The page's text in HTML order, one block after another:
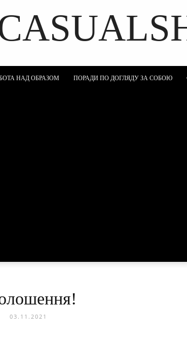
НАД ОБРАЗОМ ПОРАДИ ПО ДОГЛЯДУ ЗА СОБОЮ
03.11.2021